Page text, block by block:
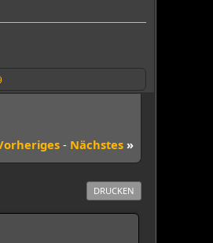
- Nächstes »
DRUCKEN